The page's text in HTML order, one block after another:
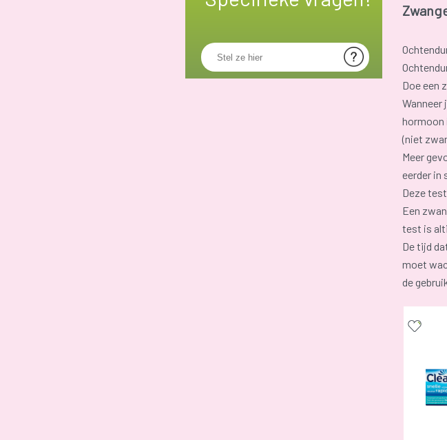
Doe een
Wanneer
hormoon
(niet
Meer
eerder in
Deze
Een
test is
De tijd
moet
de